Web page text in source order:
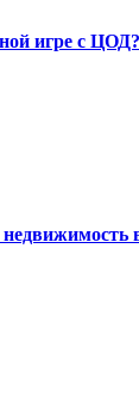
игре с ЦОД?